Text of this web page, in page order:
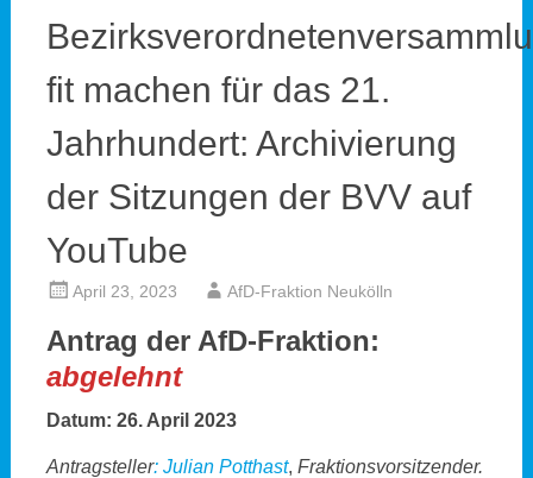
fit machen für das 21.
Jahrhundert: Archivierung
der Sitzungen der BVV auf
YouTube
April 23, 2023 AfD-Fraktion Neukölln
Antrag der AfD-Fraktion:
abgelehnt
Datum: 26. April 2023
Antragsteller: Julian Potthast, Fraktionsvorsitzender.